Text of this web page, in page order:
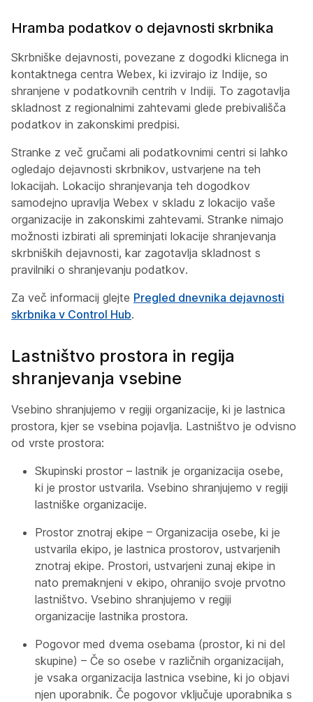
Hramba podatkov o dejavnosti skrbnika
Skrbniške dejavnosti, povezane z dogodki klicnega in
kontaktnega centra Webex, ki izvirajo iz Indije, so
shranjene v podatkovnih centrih v Indiji. To zagotavlja
skladnost z regionalnimi zahtevami glede prebivališča
podatkov in zakonskimi predpisi.
Stranke z več gručami ali podatkovnimi centri si lahko
ogledajo dejavnosti skrbnikov, ustvarjene na teh
lokacijah. Lokacijo shranjevanja teh dogodkov
samodejno upravlja Webex v skladu z lokacijo vaše
organizacije in zakonskimi zahtevami. Stranke nimajo
možnosti izbirati ali spreminjati lokacije shranjevanja
skrbniških dejavnosti, kar zagotavlja skladnost s
pravilniki o shranjevanju podatkov.
Za več informacij glejte Pregled dnevnika dejavnosti
skrbnika v Control Hub.
Lastništvo prostora in regija
shranjevanja vsebine
Vsebino shranjujemo v regiji organizacije, ki je lastnica
prostora, kjer se vsebina pojavlja. Lastništvo je odvisno
od vrste prostora:
Skupinski prostor – lastnik je organizacija osebe,
ki je prostor ustvarila. Vsebino shranjujemo v regiji
lastniške organizacije.
Prostor znotraj ekipe – Organizacija osebe, ki je
ustvarila ekipo, je lastnica prostorov, ustvarjenih
znotraj ekipe. Prostori, ustvarjeni zunaj ekipe in
nato premaknjeni v ekipo, ohranijo svoje prvotno
lastništvo. Vsebino shranjujemo v regiji
organizacije lastnika prostora.
Pogovor med dvema osebama (prostor, ki ni del
skupine) – Če so osebe v različnih organizacijah,
je vsaka organizacija lastnica vsebine, ki jo objavi
njen uporabnik. Če pogovor vključuje uporabnika s